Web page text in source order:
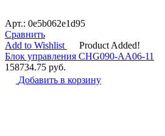
Арт.: 0e5b062e1d95
Сравнить
Add to Wishlist
Product Added!
Блок управления CHG090-AA06-11
158734.75 руб.
Добавить в корзину